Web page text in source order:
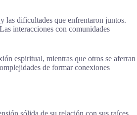
las dificultades que enfrentaron juntos.
interacciones con comunidades
espiritual, mientras que otros se aferran
de formar conexiones